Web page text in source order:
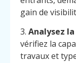
gain de
3. Analysez
vérifiez la
travaux et